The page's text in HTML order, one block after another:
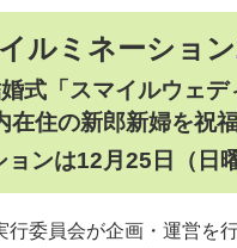
ルミネーショ
式「スマイルウェデ
在住の新郎新婦を祝
ョンは12月25日（日
委員会が企画・運営を